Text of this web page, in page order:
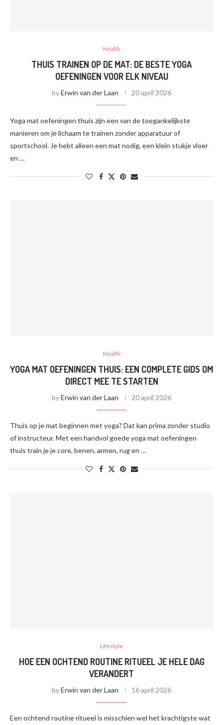
Health
THUIS TRAINEN OP DE MAT: DE BESTE YOGA
OEFENINGEN VOOR ELK NIVEAU
byErwin van der Laan 20 april 2026
Yoga mat oefeningen thuis zijn een van de toegankelijkste
manieren om je lichaam te trainen zonder apparatuur of
sportschool. Je hebt alleen een mat nodig, een klein stukje vloer
en …
Health
YOGA MAT OEFENINGEN THUIS: EEN COMPLETE GIDS OM
DIRECT MEE TE STARTEN
byErwin van der Laan 20 april 2026
Thuis op je mat beginnen met yoga? Dat kan prima zonder studio
of instructeur. Met een handvol goede yoga mat oefeningen
thuis train je je core, benen, armen, rug en …
Lifestyle
HOE EEN OCHTEND ROUTINE RITUEEL JE HELE DAG
VERANDERT
byErwin van der Laan 16 april 2026
Een ochtend routine ritueel is misschien wel het krachtigste wat